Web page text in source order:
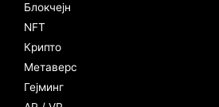
Блокчејн
NFT
Крипто
Метаверс
Гејминг